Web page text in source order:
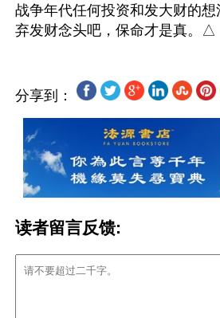
战争年代任何投资和发大财的
分享到：
读者留言反馈: